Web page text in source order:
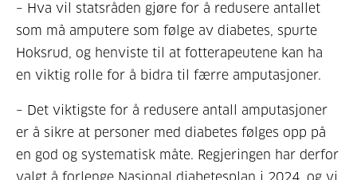
– Hva vil statsråden gjøre for å redusere antallet
som må amputere som følge av diabetes, spurte
Hoksrud, og henviste til at fotterapeutene kan ha
en viktig rolle for å bidra til færre amputasjoner.
– Det viktigste for å redusere antall amputasjoner
er å sikre at personer med diabetes følges opp på
en god og systematisk måte. Regjeringen har derfor